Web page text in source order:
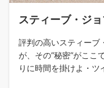
スティーブ・ジ
評判の高いスティーブ
が、その”秘密”がここ
りに時間を掛けよ・